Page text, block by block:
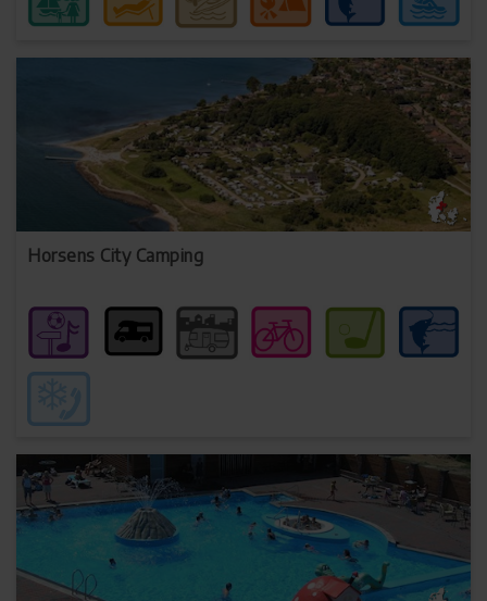
Horsens City Camping